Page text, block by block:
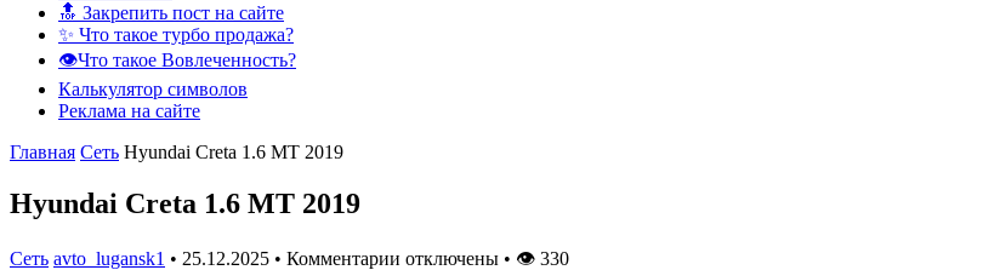
🔝 Закрепить пост на сайте
✨ Что такое турбо продажа?
👁️Что такое Вовлеченность?
Калькулятор символов
Реклама на сайте
Главная Сеть Hyundai Creta 1.6 MT 2019
Hyundai Creta 1.6 MT 2019
Сеть avto_lugansk1 • 25.12.2025 • Комментарии отключены • 👁 330